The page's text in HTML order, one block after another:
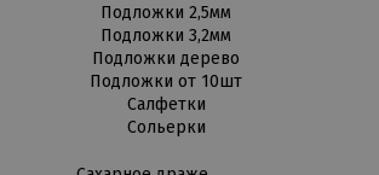
Подложки 2,5мм
Подложки 3,2мм
Подложки дерево
Подложки от 10шт
Салфетки
Сольерки